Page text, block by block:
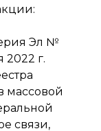
Эл №
2022 г.
массовой
связи,